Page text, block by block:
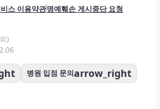
스 이용약관명예훼손 게시중단 요청
)
병원 입점 문의arrow_right